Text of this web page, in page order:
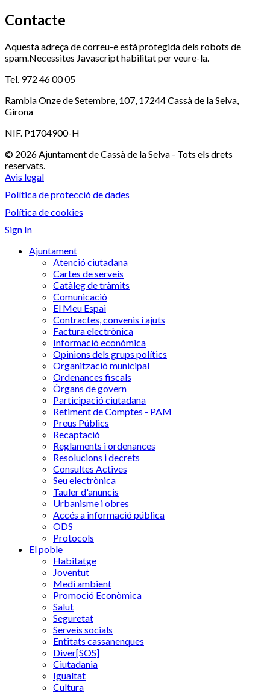
Contacte
Aquesta adreça de correu-e està protegida dels robots de
spam.Necessites Javascript habilitat per veure-la.
Tel. 972 46 00 05
Rambla Onze de Setembre, 107, 17244 Cassà de la Selva,
Girona
NIF. P1704900-H
© 2026 Ajuntament de Cassà de la Selva - Tots els drets
reservats.
Avis legal
Política de protecció de dades
Política de cookies
Sign In
Ajuntament
Atenció ciutadana
Cartes de serveis
Catàleg de tràmits
Comunicació
El Meu Espai
Contractes, convenis i ajuts
Factura electrònica
Informació econòmica
Opinions dels grups polítics
Organització municipal
Ordenances fiscals
Òrgans de govern
Participació ciutadana
Retiment de Comptes - PAM
Preus Públics
Recaptació
Reglaments i ordenances
Resolucions i decrets
Consultes Actives
Seu electrònica
Tauler d'anuncis
Urbanisme i obres
Accés a informació pública
ODS
Protocols
El poble
Habitatge
Joventut
Medi ambient
Promoció Econòmica
Salut
Seguretat
Serveis socials
Entitats cassanenques
Diver[SOS]
Ciutadania
Igualtat
Cultura